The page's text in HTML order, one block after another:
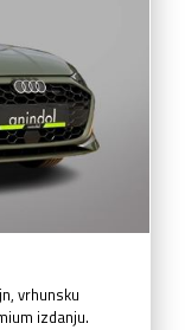
vrhunsku
izdanju.